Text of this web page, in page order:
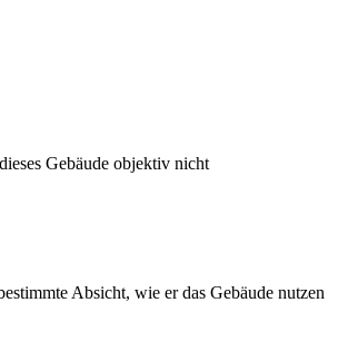
Gebäude objektiv nicht
Absicht, wie er das Gebäude nutzen